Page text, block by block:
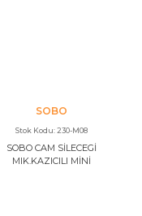
SOBO
Stok Kodu: 230-M08
SOBO CAM SİLECEGİ
MIK.KAZICILI MİNİ